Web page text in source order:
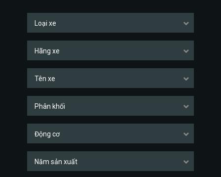
Loại xe
Hãng xe
Tên xe
Phân khối
Động cơ
Năm sản xuất